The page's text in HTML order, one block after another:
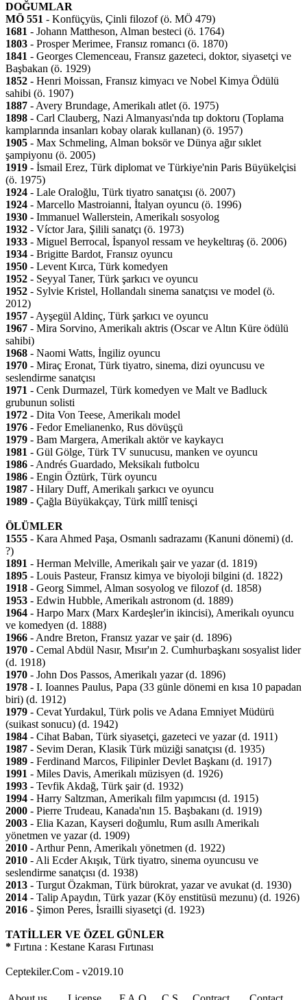
DOĞUMLAR
MÖ 551 - Konfüçyüs, Çinli filozof (ö. MÖ 479)
1681 - Johann Mattheson, Alman besteci (ö. 1764)
1803 - Prosper Merimee, Fransız romancı (ö. 1870)
1841 - Georges Clemenceau, Fransız gazeteci, doktor, siyasetçi ve
Başbakan (ö. 1929)
1852 - Henri Moissan, Fransız kimyacı ve Nobel Kimya Ödülü
sahibi (ö. 1907)
1887 - Avery Brundage, Amerikalı atlet (ö. 1975)
1898 - Carl Clauberg, Nazi Almanyası'nda tıp doktoru (Toplama
kamplarında insanları kobay olarak kullanan) (ö. 1957)
1905 - Max Schmeling, Alman boksör ve Dünya ağır sıklet
şampiyonu (ö. 2005)
1919 - İsmail Erez, Türk diplomat ve Türkiye'nin Paris Büyükelçisi
(ö. 1975)
1924 - Lale Oraloğlu, Türk tiyatro sanatçısı (ö. 2007)
1924 - Marcello Mastroianni, İtalyan oyuncu (ö. 1996)
1930 - Immanuel Wallerstein, Amerikalı sosyolog
1932 - Víctor Jara, Şilili sanatçı (ö. 1973)
1933 - Miguel Berrocal, İspanyol ressam ve heykeltıraş (ö. 2006)
1934 - Brigitte Bardot, Fransız oyuncu
1950 - Levent Kırca, Türk komedyen
1952 - Seyyal Taner, Türk şarkıcı ve oyuncu
1952 - Sylvie Kristel, Hollandalı sinema sanatçısı ve model (ö.
2012)
1957 - Ayşegül Aldinç, Türk şarkıcı ve oyuncu
1967 - Mira Sorvino, Amerikalı aktris (Oscar ve Altın Küre ödülü
sahibi)
1968 - Naomi Watts, İngiliz oyuncu
1970 - Miraç Eronat, Türk tiyatro, sinema, dizi oyuncusu ve
seslendirme sanatçısı
1971 - Cenk Durmazel, Türk komedyen ve Malt ve Badluck
grubunun solisti
1972 - Dita Von Teese, Amerikalı model
1976 - Fedor Emelianenko, Rus dövüşçü
1979 - Bam Margera, Amerikalı aktör ve kaykaycı
1981 - Gül Gölge, Türk TV sunucusu, manken ve oyuncu
1986 - Andrés Guardado, Meksikalı futbolcu
1986 - Engin Öztürk, Türk oyuncu
1987 - Hilary Duff, Amerikalı şarkıcı ve oyuncu
1989 - Çağla Büyükakçay, Türk millî tenisçi
ÖLÜMLER
1555 - Kara Ahmed Paşa, Osmanlı sadrazamı (Kanuni dönemi) (d.
?)
1891 - Herman Melville, Amerikalı şair ve yazar (d. 1819)
1895 - Louis Pasteur, Fransız kimya ve biyoloji bilgini (d. 1822)
1918 - Georg Simmel, Alman sosyolog ve filozof (d. 1858)
1953 - Edwin Hubble, Amerikalı astronom (d. 1889)
1964 - Harpo Marx (Marx Kardeşler'in ikincisi), Amerikalı oyuncu
ve komedyen (d. 1888)
1966 - Andre Breton, Fransız yazar ve şair (d. 1896)
1970 - Cemal Abdül Nasır, Mısır'ın 2. Cumhurbaşkanı sosyalist lider
(d. 1918)
1970 - John Dos Passos, Amerikalı yazar (d. 1896)
1978 - I. Ioannes Paulus, Papa (33 günle dönemi en kısa 10 papadan
biri) (d. 1912)
1979 - Cevat Yurdakul, Türk polis ve Adana Emniyet Müdürü
(suikast sonucu) (d. 1942)
1984 - Cihat Baban, Türk siyasetçi, gazeteci ve yazar (d. 1911)
1987 - Sevim Deran, Klasik Türk müziği sanatçısı (d. 1935)
1989 - Ferdinand Marcos, Filipinler Devlet Başkanı (d. 1917)
1991 - Miles Davis, Amerikalı müzisyen (d. 1926)
1993 - Tevfik Akdağ, Türk şair (d. 1932)
1994 - Harry Saltzman, Amerikalı film yapımcısı (d. 1915)
2000 - Pierre Trudeau, Kanada'nın 15. Başbakanı (d. 1919)
2003 - Elia Kazan, Kayseri doğumlu, Rum asıllı Amerikalı
yönetmen ve yazar (d. 1909)
2010 - Arthur Penn, Amerikalı yönetmen (d. 1922)
2010 - Ali Ecder Akışık, Türk tiyatro, sinema oyuncusu ve
seslendirme sanatçısı (d. 1938)
2013 - Turgut Özakman, Türk bürokrat, yazar ve avukat (d. 1930)
2014 - Talip Apaydın, Türk yazar (Köy enstitüsü mezunu) (d. 1926)
2016 - Şimon Peres, İsrailli siyasetçi (d. 1923)
TATİLLER VE ÖZEL GÜNLER
* Fırtına : Kestane Karası Fırtınası
Ceptekiler.Com - v2019.10